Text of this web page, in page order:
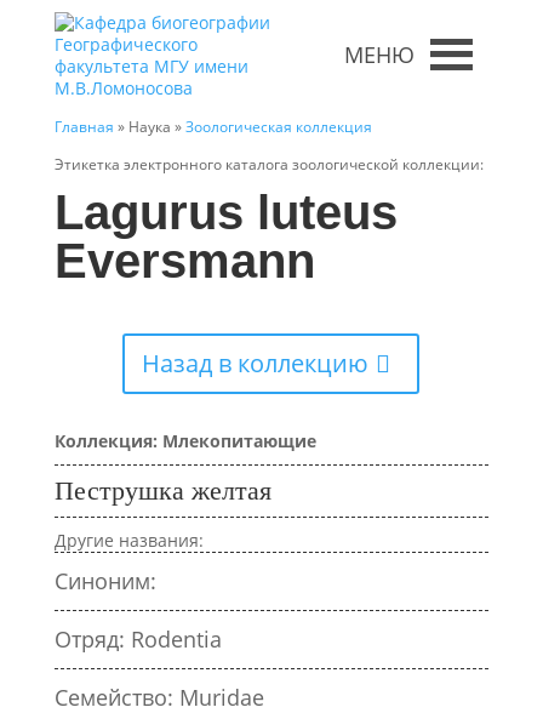
МЕНЮ
Главная » Наука »Зоологическая коллекция
Этикетка электронного каталога зоологической коллекции:
Lagurus luteus
Eversmann
Назад в коллекцию
Коллекция: Млекопитающие
Пеструшка желтая
Другие названия:
Синоним:
Отряд: Rodentia
Семейство: Muridae